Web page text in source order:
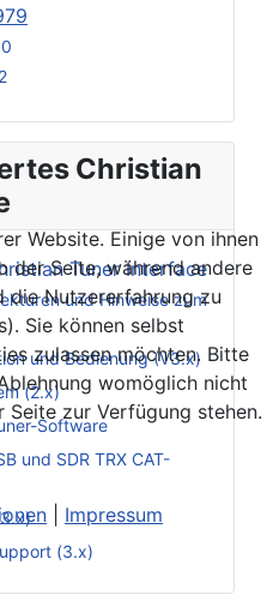
Christian
Tuner Interface
und Hinweise zum
und Bedienung (V3.x)
(2.x)
Software
und SDR TRX CAT-
(3.x)
Website. Einige von ihnen
der Seite, während andere
die Nutzererfahrung zu
Sie können selbst
zulassen möchten. Bitte
womöglich nicht
Seite zur Verfügung stehen.
Impressum